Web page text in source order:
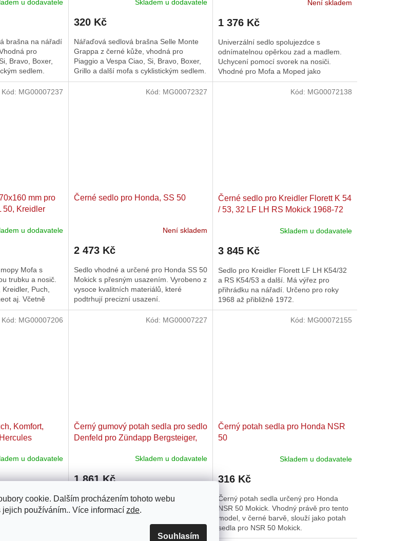
cookie. Dalším procházením tohoto webu
používáním.. Více informací zde.
Souhlasím
u dodavatele
brašna na nářadí
pro
Bravo, Boxer,
sedlem.
Si, Bravo, Boxer, GrilloSkladem u dodavatele
320 Kč
Nářaďová sedlová brašna Selle Monte
Grappa z černé kůže, vhodná pro
Piaggio a Vespa Ciao, Si, Bravo, Boxer,
Grillo a další mofa s cyklistickým sedlem.
Není skladem
1 376 Kč
Univerzální sedlo spolujezdce s
odnímatelnou opěrkou zad a madlem.
Uchycení pomocí svorek na nosiči.
Vhodné pro Mofa a Moped jako
Zündapp, Kreidler a Simson.
mm pro
50, Kreidler
u dodavatele
Mofa s
trubku a nosič.
Puch,
aj. Včetně
Kód: MG00007237
Černé sedlo pro Honda, SS 50
Není skladem
2 473 Kč
Sedlo vhodné a určené pro Honda SS 50
Mokick s přesným usazením. Vyrobeno z
vysoce kvalitních materiálů, které
podtrhují precizní usazení.
Kód: MG00072327
Černé sedlo pro Kreidler Florett K 54
/ 53, 32 LF LH RS Mokick 1968-72
Skladem u dodavatele
3 845 Kč
Sedlo pro Kreidler Florett LF LH K54/32
a RS K54/53 a další. Má výřez pro
přihrádku na nářadí. Určeno pro roky
1968 až přibližně 1972.
Kód: MG00072138
Komfort,
u dodavatele
špičkové kvalitě
Mofa, Moped a
Kód: MG00007206
Černý gumový potah sedla pro sedlo
Denfeld pro Zündapp Bergsteiger,
Skladem u dodavatele
1 861 Kč
Černý gumový potah sedla pro Mofa,
Moped a Mokick z 50., 60. a 70. let,
Vhodný pro sedlo Denfeld a pro pohodlí
Kód: MG00007227
Černý potah sedla pro Honda NSR
50
Skladem u dodavatele
316 Kč
Černý potah sedla určený pro Honda
NSR 50 Mokick. Vhodný právě pro tento
model, v černé barvě, slouží jako potah
sedla pro NSR 50 Mokick.
Kód: MG00072155